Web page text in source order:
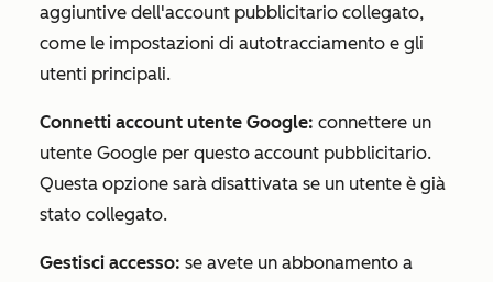
aggiuntive dell'account pubblicitario collegato,
come le impostazioni di autotracciamento e gli
utenti principali.
Connetti account utente Google: connettere un
utente Google per questo account pubblicitario.
Questa opzione sarà disattivata se un utente è già
stato collegato.
Gestisci accesso: se avete un abbonamento a